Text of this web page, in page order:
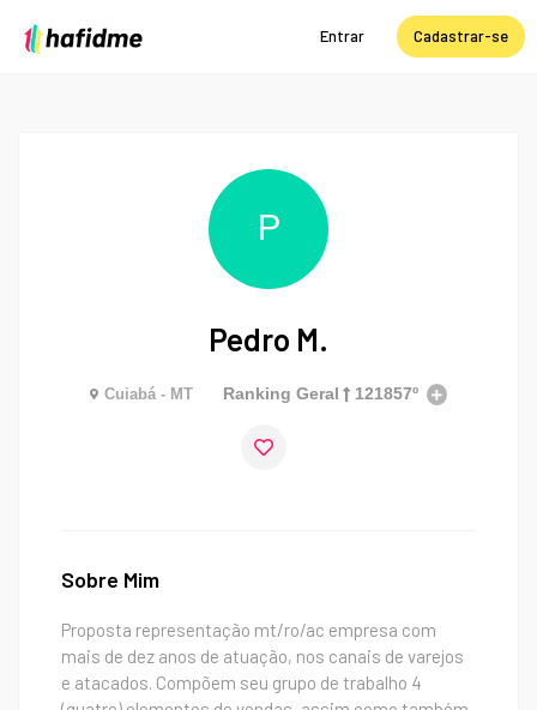
Entrar Cadastrar-se
P
Pedro M.
Cuiabá - MT Ranking Geral 121857º
Sobre Mim
Proposta representação mt/ro/ac empresa com
mais de dez anos de atuação, nos canais de varejos
e atacados. Compõem seu grupo de trabalho 4